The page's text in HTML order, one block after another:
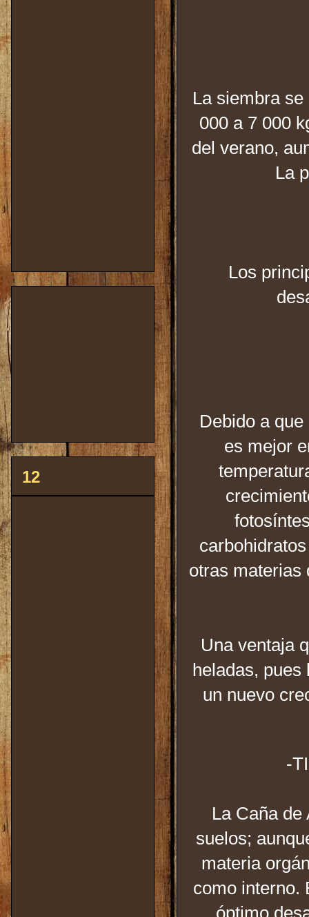
La siembra
000 a 7 000
del verano,
La
Los
Debido a
es mejor
otras materias
Una ventaja
heladas, pues
un nuevo
-
La Caña
suelos;
materia
como interno.
óptimo
12